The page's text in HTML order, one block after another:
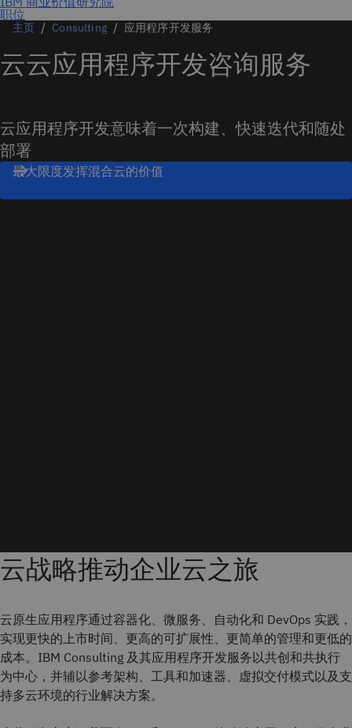
主页 Consulting 应用程序开发服务
云云应用程序开发咨询服务
云应用程序开发意味着一次构建、快速迭代和随处
部署
最大限度发挥混合云的价值
云战略推动企业云之旅
云原生应用程序通过容器化、微服务、自动化和 DevOps 实践，
实现更快的上市时间、更高的可扩展性、更简单的管理和更低的
成本。IBM Consulting 及其应用程序开发服务以共创和共执行
为中心，并辅以参考架构、工具和加速器、虚拟交付模式以及支
持多云环境的行业解决方案。